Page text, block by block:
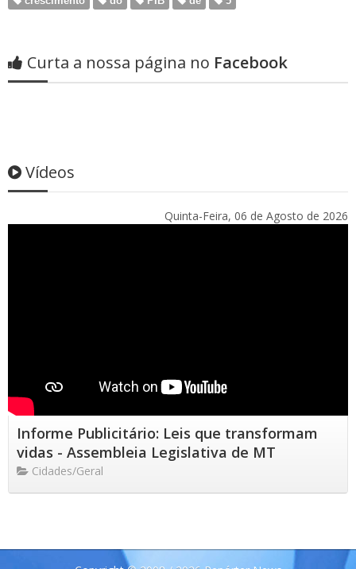
Curta a nossa página no Facebook
Vídeos
Quinta-Feira, 06 de Agosto de 2026
Informe Publicitário: Leis que transformam
vidas - Assembleia Legislativa de MT
Cidades/Geral